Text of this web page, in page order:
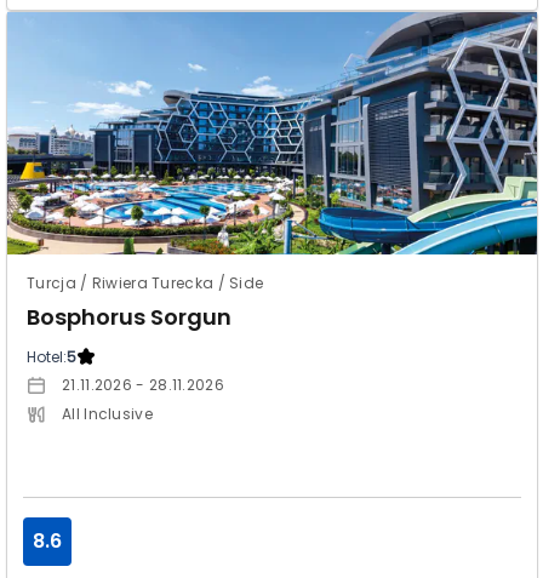
Turcja / Riwiera Turecka / Side
Bosphorus Sorgun
Hotel:5
21.11.2026 - 28.11.2026
All Inclusive
8.6